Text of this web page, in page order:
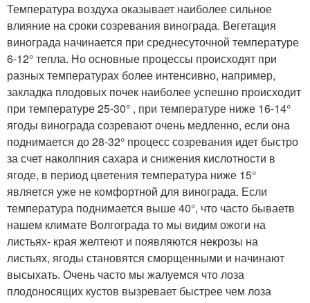
Температура воздуха оказывает наиболее сильное
влияние на сроки созревания винограда. Вегетация
винограда начинается при среднесуточной температуре
6-12° тепла. Но основные процессы происходят при
разных температурах более интенсивно, например,
закладка плодовых почек наиболее успешно происходит
при температуре 25-30° , при температуре ниже 16-14°
ягоды винограда созревают очень медленно, если она
поднимается до 28-32° процесс созревания идет быстро
за счет наколпния сахара и снижения кислотности в
ягоде, в период цветения температура ниже 15°
является уже не комфортной для винограда. Если
температура поднимается выше 40°, что часто бываетв
нашем климате Волгограда то мы видим ожоги на
листьях- края желтеют и появляются некрозы на
листьях, ягоды становятся сморщенными и начинают
высыхать. Очень часто мы жалуемся что лоза
плодоносящих кустов вызревает быстрее чем лоза